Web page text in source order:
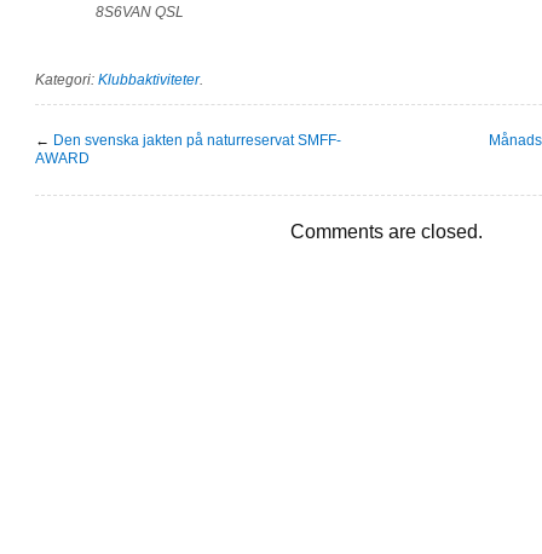
8S6VAN QSL
Kategori: Klubbaktiviteter.
← Den svenska jakten på naturreservat SMFF-
AWARD
Comments are closed.